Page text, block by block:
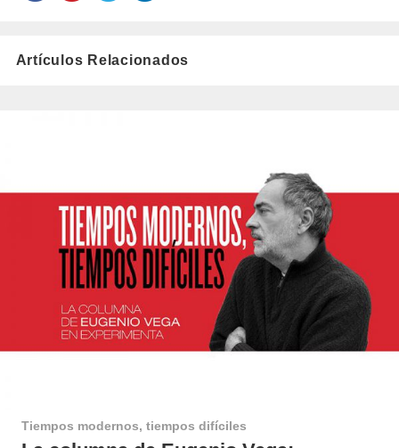
Artículos Relacionados
Tiempos modernos, tiempos difíciles